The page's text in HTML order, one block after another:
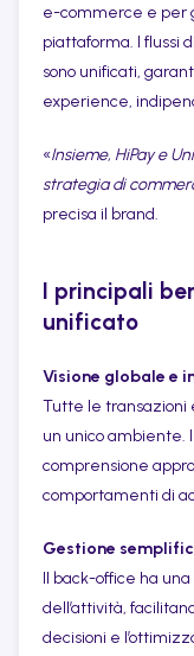
e-commerce e per
piattaforma. I flussi
sono unificati,
experience,
«Insieme, HiPay e
strategia di
precisa il brand.
I principali
unificato
Visione globale e
Tutte le transazioni
un unico ambiente.
comprensione
comportamenti di
Gestione
Il back-office ha
dell’attività,
decisioni e